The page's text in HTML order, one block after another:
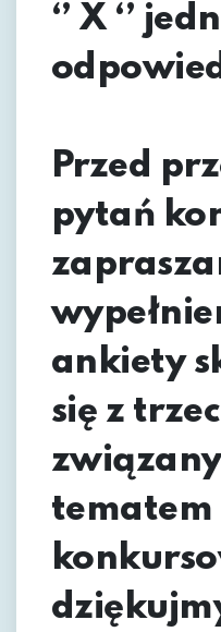
‘’ X ‘’
Przed
pytań
ankiety
się z